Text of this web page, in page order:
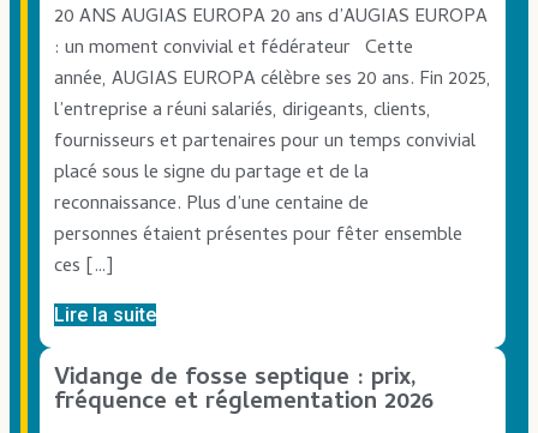
20 ANS AUGIAS EUROPA 20 ans d’AUGIAS EUROPA
: un moment convivial et fédérateur Cette
année, AUGIAS EUROPA célèbre ses 20 ans. Fin 2025,
l’entreprise a réuni salariés, dirigeants, clients,
fournisseurs et partenaires pour un temps convivial
placé sous le signe du partage et de la
reconnaissance. Plus d’une centaine de
personnes étaient présentes pour fêter ensemble
ces […]
Lire la suite
Vidange de fosse septique : prix,
fréquence et réglementation 2026